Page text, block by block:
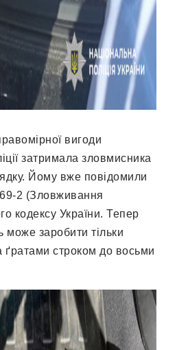
вигоди
затримала зловмисника
Йому вже повідомили
2 (Зловживання
кодексу України. Тепер
може заробити тільки
ґратами строком до восьми